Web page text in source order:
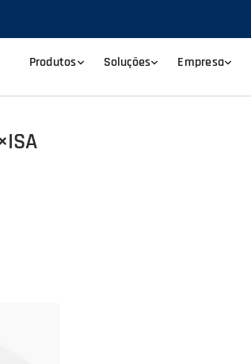
Produtos Soluções Empresa